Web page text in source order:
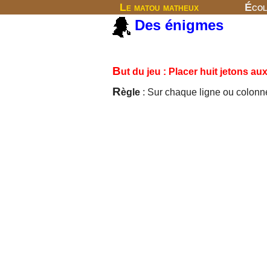
Le matou matheux
Des énigmes
But du jeu : Placer huit jetons
Règle : Sur chaque ligne ou